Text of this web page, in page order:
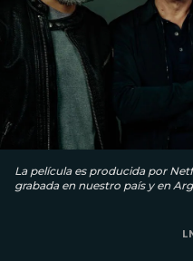
La película es producida por
grabada en nuestro país y en